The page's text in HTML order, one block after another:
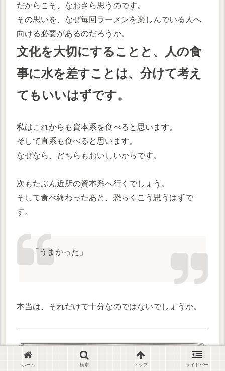
だからこそ、なおさら思うのです。
その思いを、なぜ毎回ラーメンを楽しんでいる人へ
向ける必要があるのだろうか。
文化を大切にすることと、人の食
事に水を差すことは、分けて考え
てもいいはずです。
私はこれからも資本系を食べると思います。
そして直系も食べると思います。
なぜなら、どちらもおいしいからです。
次もたぶん近所の資本系へ行くでしょう。
そして食べ終わったあと、恐らくこう思うはずで
す。
「うまかった」
本当は、それだけで十分なのではないでしょうか。
おススメ商品
ホーム 検索 トップ サイドバー